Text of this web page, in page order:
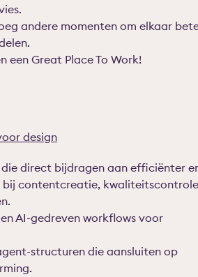
andere momenten om elkaar
een Great Place To Work!
design
direct bijdragen aan efficiënter
contentcreatie,
AI-gedreven workflows voor
structuren die aansluiten op